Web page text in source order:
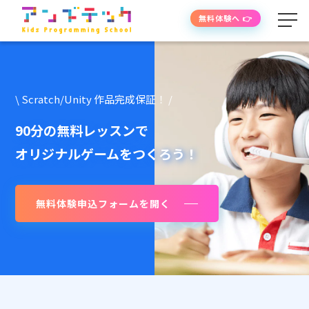
授業の流れ
先生紹介
授業時間・料金
無料体験へ 👉
\ Scratch/Unity 作品完成保証！ /
90分の無料レッスンで
オリジナルゲームをつくろう！
無料体験申込フォームを開く